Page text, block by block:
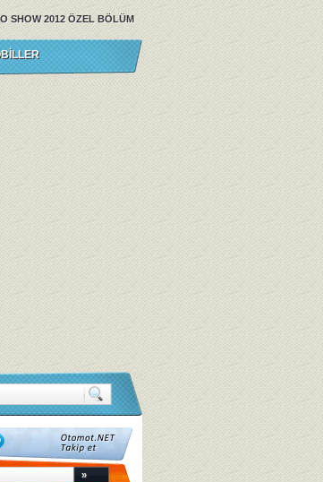
SHOW 2012 ÖZEL BÖLÜM